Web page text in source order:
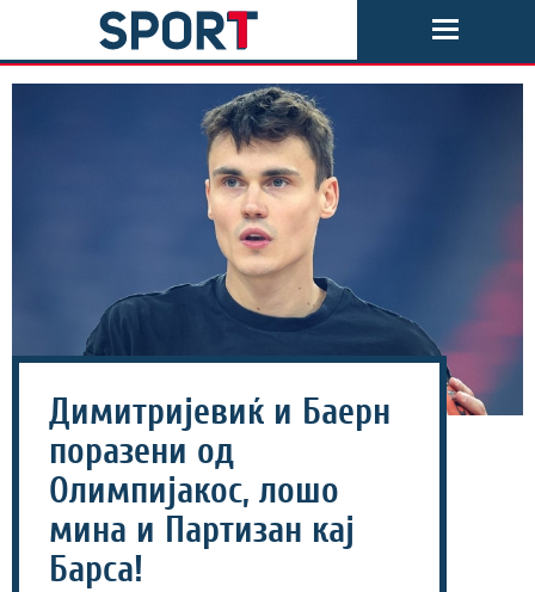
Димитријевиќ и Баерн
поразени од
Олимпијакос, лошо
мина и Партизан кај
Барса!